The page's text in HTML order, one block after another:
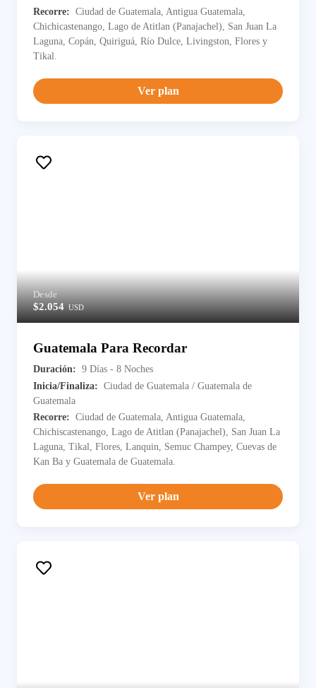
Recorre: Ciudad de Guatemala, Antigua Guatemala,
Chichicastenango, Lago de Atitlan (Panajachel), San Juan La
Laguna, Copán, Quiriguá, Río Dulce, Livingston, Flores y
Tikal.
Ver plan
Desde
$2.054USD
Guatemala Para Recordar
Duración: 9 Días - 8 Noches
Inicia/Finaliza: Ciudad de Guatemala / Guatemala de
Guatemala
Recorre: Ciudad de Guatemala, Antigua Guatemala,
Chichiscastenango, Lago de Atitlan (Panajachel), San Juan La
Laguna, Tikal, Flores, Lanquin, Semuc Champey, Cuevas de
Kan Ba y Guatemala de Guatemala.
Ver plan